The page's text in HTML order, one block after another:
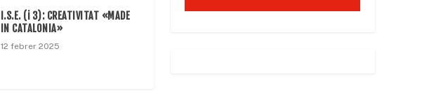
I.S.E. (i 3): CREATIVITAT «MADE
IN CATALONIA»
12 febrer 2025